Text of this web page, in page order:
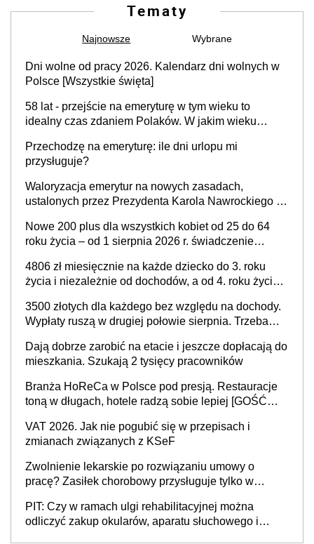
Tematy
Najnowsze Wybrane
Dni wolne od pracy 2026. Kalendarz dni wolnych w
Polsce [Wszystkie święta]
58 lat - przejście na emeryturę w tym wieku to
idealny czas zdaniem Polaków. W jakim wieku
Przechodzę na emeryturę: ile dni urlopu mi
przysługuje?
Waloryzacja emerytur na nowych zasadach,
ustalonych przez Prezydenta Karola Nawrockiego –
podwyżka świadczeń?
Nowe 200 plus dla wszystkich kobiet od 25 do 64
roku życia – od 1 sierpnia 2026 r. świadczenie
4806 zł miesięcznie na każde dziecko do 3. roku
życia i niezależnie od dochodów, a od 4. roku życia
spadku liczby urodzeń w Polsce
3500 złotych dla każdego bez względu na dochody.
Wypłaty ruszą w drugiej połowie sierpnia. Trzeba
Dają dobrze zarobić na etacie i jeszcze dopłacają do
mieszkania. Szukają 2 tysięcy pracowników
Branża HoReCa w Polsce pod presją. Restauracje
toną w długach, hotele radzą sobie lepiej [GOŚĆ
VAT 2026. Jak nie pogubić się w przepisach i
zmianach związanych z KSeF
Zwolnienie lekarskie po rozwiązaniu umowy o
pracę? Zasiłek chorobowy przysługuje tylko w
stosunku pracy
PIT: Czy w ramach ulgi rehabilitacyjnej można
odliczyć zakup okularów, aparatu słuchowego i